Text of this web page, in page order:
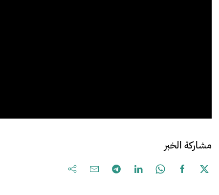
مشاركة الخبر